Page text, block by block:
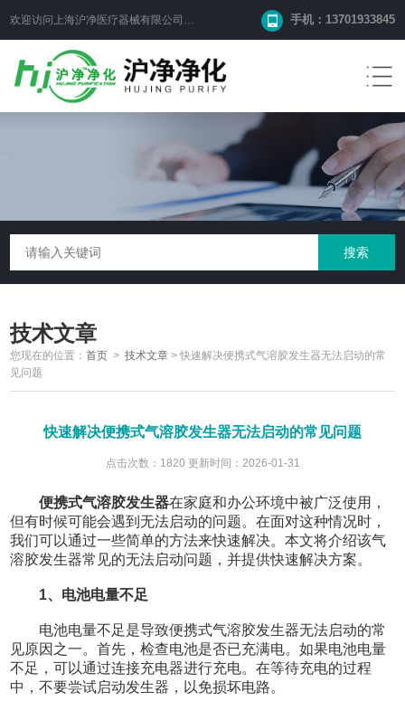
欢迎访问上海沪净医疗器械有限公司网站！ 手机：13701933845
技术文章
您现在的位置：首页 >技术文章 >快速解决便携式气溶胶发生器无法启动的常
见问题
快速解决便携式气溶胶发生器无法启动的常见问题
点击次数：1820 更新时间：2026-01-31
便携式气溶胶发生器在家庭和办公环境中被广泛使用，
但有时候可能会遇到无法启动的问题。在面对这种情况时，
我们可以通过一些简单的方法来快速解决。本文将介绍该气
溶胶发生器常见的无法启动问题，并提供快速解决方案。
1、电池电量不足
电池电量不足是导致便携式气溶胶发生器无法启动的常
见原因之一。首先，检查电池是否已充满电。如果电池电量
不足，可以通过连接充电器进行充电。在等待充电的过程
中，不要尝试启动发生器，以免损坏电路。